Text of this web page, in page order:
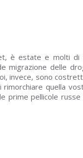
è estate e molti di
migrazione delle
invece, sono
quella
prime pellicole